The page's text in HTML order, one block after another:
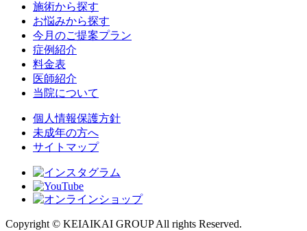
施術から探す
お悩みから探す
今月のご提案プラン
症例紹介
料金表
医師紹介
当院について
個人情報保護方針
未成年の方へ
サイトマップ
Copyright © KEIAIKAI GROUP All rights Reserved.